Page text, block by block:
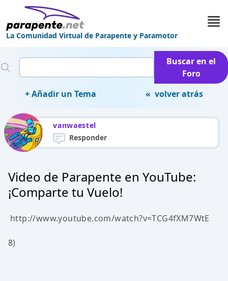
La Comunidad Virtual de Parapente y Paramotor
Buscar en el
Foro
+ Añadir un Tema
« volver atrás
vanwaestel
Responder
Video de Parapente en YouTube:
¡Comparte tu Vuelo!
http://www.youtube.com/watch?v=TCG4fXM7WtE
8)